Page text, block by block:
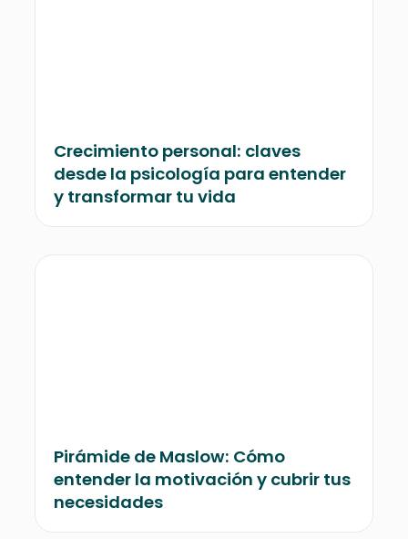
Crecimiento personal: claves
desde la psicología para entender
y transformar tu vida
Pirámide de Maslow: Cómo
entender la motivación y cubrir tus
necesidades